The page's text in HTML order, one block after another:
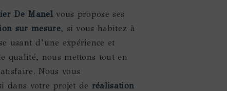
De Manelvous propose ses
sur mesure, si vous habitez à
usant d’une expérience et
qualité, nous mettons tout en
Nous vous
dans votre projet de réalisation